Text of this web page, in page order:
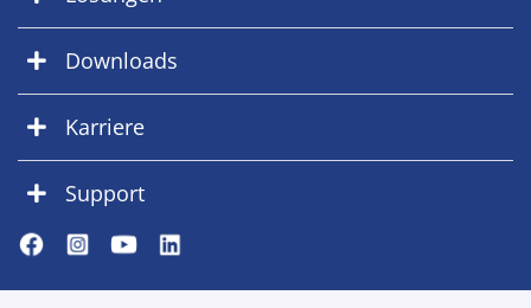
Downloads
Karriere
Support